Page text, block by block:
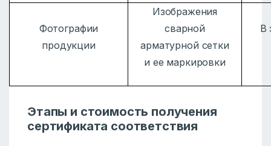
Фотографии
продукции
Изображения
сварной
арматурной сетки
и ее маркировки
В
Этапы и стоимость получения
сертификата соответствия